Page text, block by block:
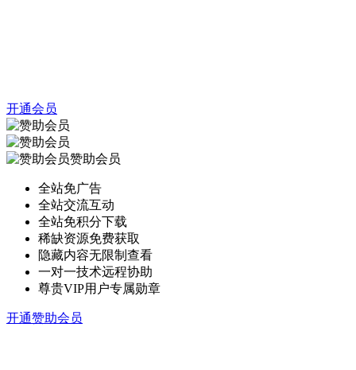
开通会员
赞助会员
全站免广告
全站交流互动
全站免积分下载
稀缺资源免费获取
隐藏内容无限制查看
一对一技术远程协助
尊贵VIP用户专属勋章
开通赞助会员